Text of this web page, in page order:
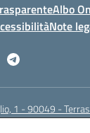
Albo
Note
1 - 90049 -